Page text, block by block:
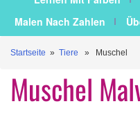
Malen Nach Zahlen
Startseite » Tiere » Muschel
Muschel